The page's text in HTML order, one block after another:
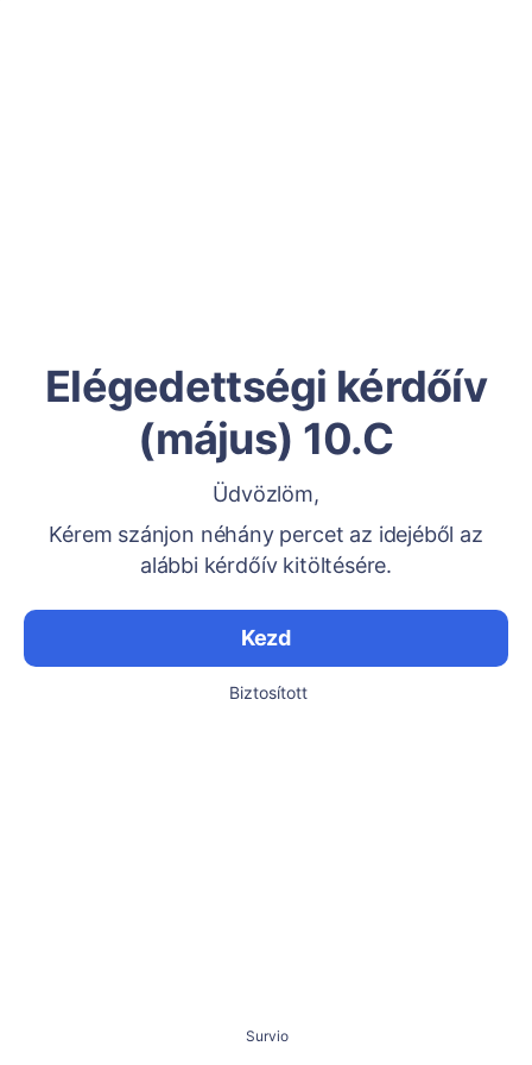
Elégedettségi kérdőív
(május) 10.C
Üdvözlöm,
Kérem szánjon néhány percet az idejéből az
alábbi kérdőív kitöltésére.
Kezd
Biztosított
Survio